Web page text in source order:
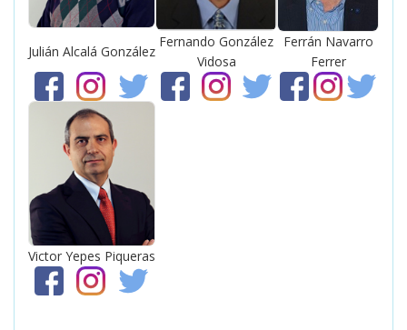
Julián Alcalá González
Fernando González
Vidosa
Ferrán Navarro
Ferrer
Victor Yepes Piqueras